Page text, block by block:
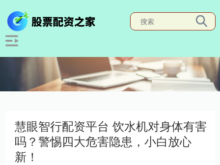
慧眼智行配资平台 饮水机对身体有害
吗？警惕四大危害隐患，小白放心
新！